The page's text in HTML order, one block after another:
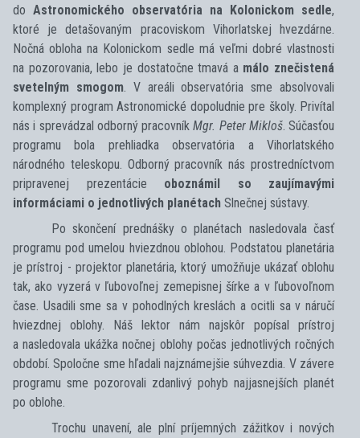
do Astronomického observatória na Kolonickom sedle,
ktoré je detašovaným pracoviskom Vihorlatskej hvezdárne.
Nočná obloha na Kolonickom sedle má veľmi dobré vlastnosti
na pozorovania, lebo je dostatočne tmavá a málo znečistená
svetelným smogom. V areáli observatória sme absolvovali
komplexný program Astronomické dopoludnie pre školy. Privítal
nás i sprevádzal odborný pracovníkMgr. Peter Mikloš. Súčasťou
programu bola prehliadka observatória a Vihorlatského
národného teleskopu. Odborný pracovník nás prostredníctvom
pripravenej prezentácie oboznámil so zaujímavými
informáciami o jednotlivých planétach Slnečnej sústavy.
Po skončení prednášky o planétach nasledovala časť
programu pod umelou hviezdnou oblohou. Podstatou planetária
je prístroj - projektor planetária, ktorý umožňuje ukázať oblohu
tak, ako vyzerá v ľubovoľnej zemepisnej šírke a v ľubovoľnom
čase. Usadili sme sa v pohodlných kreslách a ocitli sa v náručí
hviezdnej oblohy. Náš lektor nám najskôr popísal prístroj
a nasledovala ukážka nočnej oblohy počas jednotlivých ročných
období. Spoločne sme hľadali najznámejšie súhvezdia. V závere
programu sme pozorovali zdanlivý pohyb najjasnejších planét
po oblohe.
Trochu unavení, ale plní príjemných zážitkov i nových